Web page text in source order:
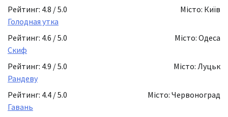
Рейтинг: 4.8 / 5.0
Місто: Київ
Голодная утка
Рейтинг: 4.6 / 5.0
Місто: Одеса
Скиф
Рейтинг: 4.9 / 5.0
Місто: Луцьк
Рандеву
Рейтинг: 4.4 / 5.0
Місто: Червоноград
Гавань